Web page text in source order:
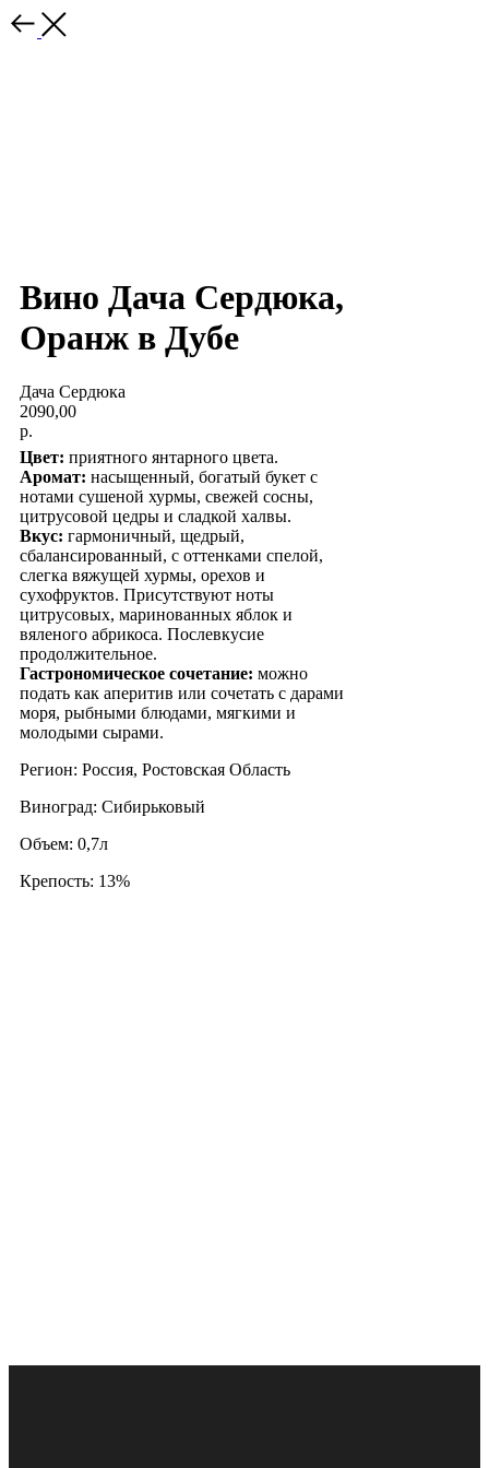
Вино Дача Сердюка,
Оранж в Дубе
Дача Сердюка
2090,00
р.
Цвет: приятного янтарного цвета.
Аромат: насыщенный, богатый букет с
нотами сушеной хурмы, свежей сосны,
цитрусовой цедры и сладкой халвы.
Вкус: гармоничный, щедрый,
сбалансированный, с оттенками спелой,
слегка вяжущей хурмы, орехов и
сухофруктов. Присутствуют ноты
цитрусовых, маринованных яблок и
вяленого абрикоса. Послевкусие
продолжительное.
Гастрономическое сочетание: можно
подать как аперитив или сочетать с дарами
моря, рыбными блюдами, мягкими и
молодыми сырами.
Регион: Россия, Ростовская Область
Виноград: Сибирьковый
Объем: 0,7л
Крепость: 13%